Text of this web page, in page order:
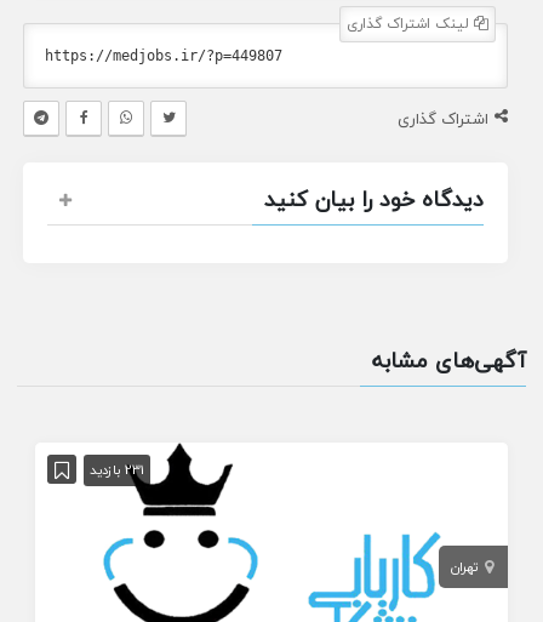
لینک اشتراک گذاری
اشتراک گذاری
دیدگاه خود را بیان کنید
آگهی‌های مشابه
231 بازدید
تهران